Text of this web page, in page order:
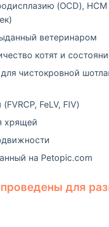
(OCD),
ветеринаром
котят и
чистокровной
FeLV, FIV)
хрящей
на Petopic.com
для